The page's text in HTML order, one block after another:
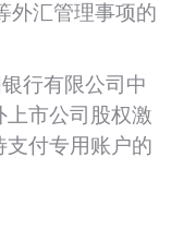
外汇管理事项的
行有限公司中
上市公司股权激
支付专用账户的